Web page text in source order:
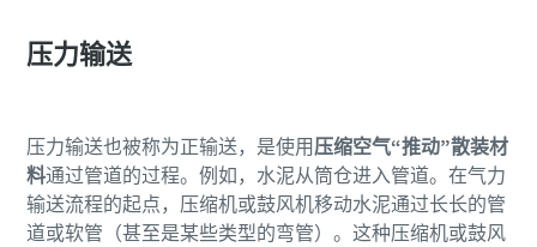
压力输送
压力输送也被称为正输送，是使用 压缩空气“推动”散装材
料通过管道的过程。例如，水泥从筒仓进入管道。在气力
输送流程的起点，压缩机或鼓风机移动水泥通过长长的管
道或软管（甚至是某些类型的弯管）。这种压缩机或鼓风